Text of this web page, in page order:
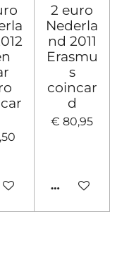
2 euro
Nederla
nd 2011
Erasmu
s
coincar
d
€ 80,95
IN